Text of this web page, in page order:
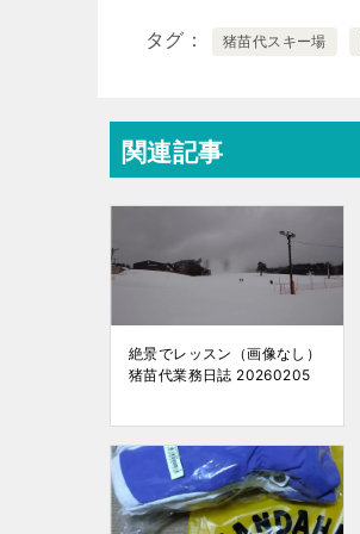
タグ 猪苗代スキー場
関連記事
絶景でレッスン（画像なし）
猪苗代業務日誌 20260205